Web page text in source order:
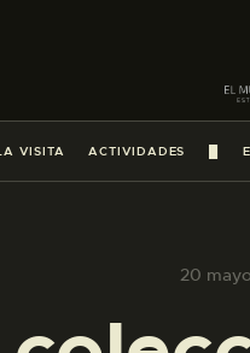
VISITA ACTIVIDADES
20
PREPARAR LA
ACTIVIDADES
█
COLECCIONES